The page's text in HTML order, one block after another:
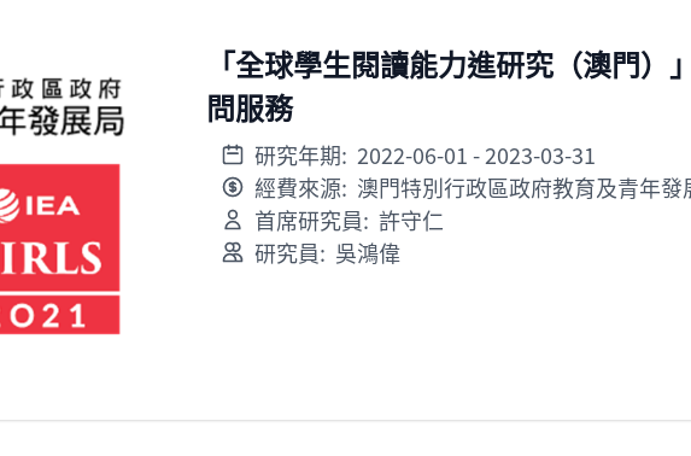
「全球學生閱讀能力進研究（澳門）
問服務
研究年期: 2022-06-01- 2023-03-31
經費來源: 澳門特別行政區政府教育及青年發
首席研究員: 許守仁
研究員: 吳鴻偉